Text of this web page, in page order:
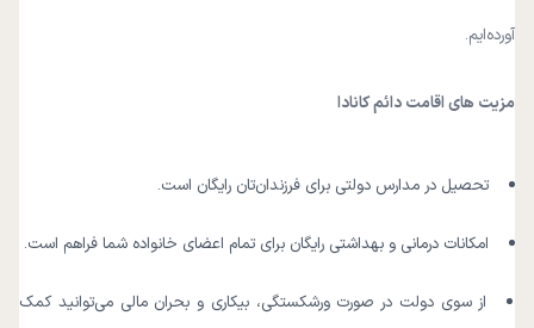
آورده‌ایم.
مزیت های اقامت دائم کانادا
تحصیل در مدارس دولتی برای فرزندان‌تان رایگان است.
امکانات درمانی و بهداشتی رایگان برای تمام اعضای خانواده شما فراهم است.
از سوی دولت در صورت ورشکستگی، بیکاری و بحران مالی می‌توانید کمک